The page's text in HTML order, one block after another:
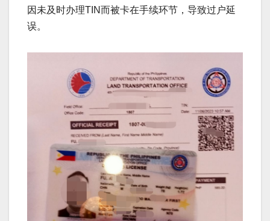
因未及时办理TIN而被卡在手续环节，导致过户延
误。